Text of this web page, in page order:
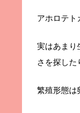
アホロテト
実はあまり
さを探した
繁殖形態は